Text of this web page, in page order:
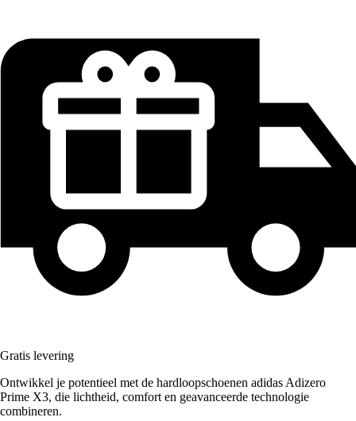
Gratis levering
Ontwikkel je potentieel met de hardloopschoenen adidas Adizero
Prime X3, die lichtheid, comfort en geavanceerde technologie
combineren.